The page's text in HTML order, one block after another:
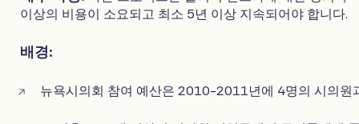
이상의 비용이 소요되고 최소 5년 이상 지속되어야 합니다.
배경:
뉴욕시의회 참여 예산은 2010-2011년에 4명의 시의원